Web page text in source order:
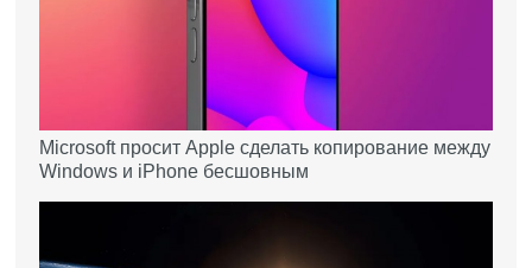
Microsoft просит Apple сделать копирование между
Windows и iPhone бесшовным